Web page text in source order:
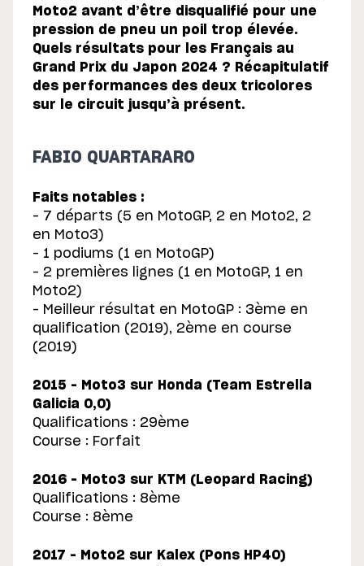
Moto2 avant d’être disqualifié pour une
pression de pneu un poil trop élevée.
Quels résultats pour les Français au
Grand Prix du Japon 2024 ? Récapitulatif
des performances des deux tricolores
sur le circuit jusqu’à présent.
FABIO QUARTARARO
Faits notables :
– 7 départs (5 en MotoGP, 2 en Moto2, 2
en Moto3)
– 1 podiums (1 en MotoGP)
– 2 premières lignes (1 en MotoGP, 1 en
Moto2)
– Meilleur résultat en MotoGP : 3ème en
qualification (2019), 2ème en course
(2019)
2015 – Moto3 sur Honda (Team Estrella
Galicia 0,0)
Qualifications : 29ème
Course : Forfait
2016 – Moto3 sur KTM (Leopard Racing)
Qualifications : 8ème
Course : 8ème
2017 – Moto2 sur Kalex (Pons HP40)